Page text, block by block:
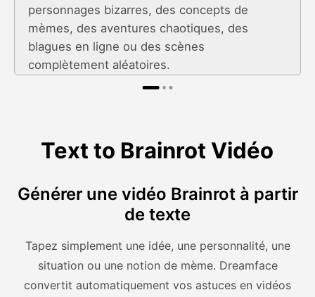
personnages bizarres, des concepts de
mèmes, des aventures chaotiques, des
blagues en ligne ou des scènes
complètement aléatoires.
Text to Brainrot Vidéo
Générer une vidéo Brainrot à partir
de texte
Tapez simplement une idée, une personnalité, une
situation ou une notion de mème. Dreamface
convertit automatiquement vos astuces en vidéos